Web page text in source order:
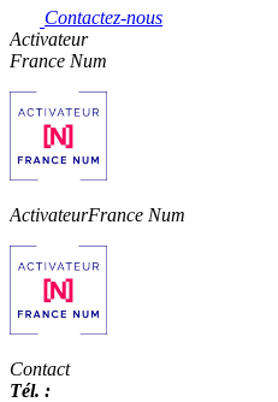
Contactez-nous
Activateur
France Num
ActivateurFrance Num
Contact
Tél. :